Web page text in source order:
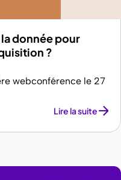
donnée pour
?
webconférence le 27
Lire la suite